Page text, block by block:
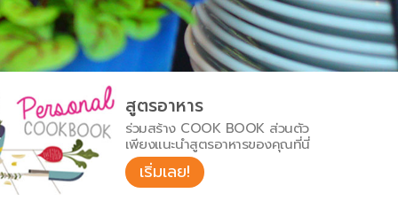
สูตรอาหาร
ร่วมสร้าง COOK BOOK ส่วนตัว
เพียงแนะนำสูตรอาหารของคุณที่นี่
เริ่มเลย!